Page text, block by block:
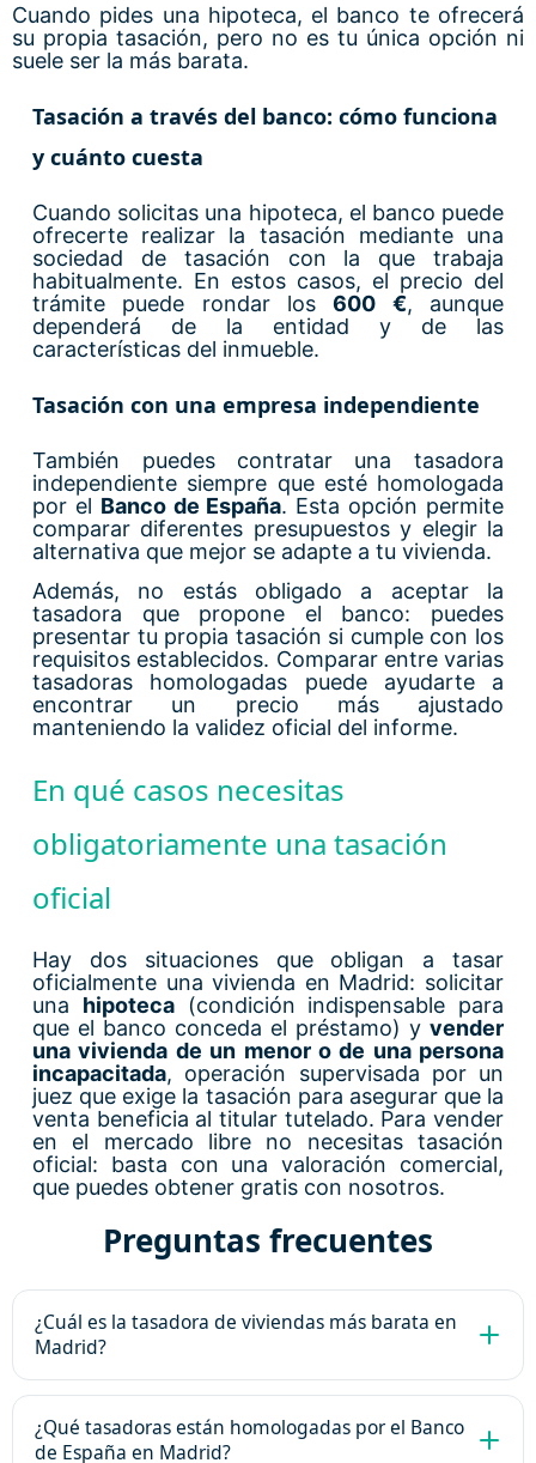
Cuando pides una hipoteca, el banco te ofrecerá
su propia tasación, pero no es tu única opción ni
suele ser la más barata.
Tasación a través del banco: cómo funciona
y cuánto cuesta
Cuando solicitas una hipoteca, el banco puede
ofrecerte realizar la tasación mediante una
sociedad de tasación con la que trabaja
habitualmente. En estos casos, el precio del
trámite puede rondar los600 €, aunque
dependerá de la entidad y de las
características del inmueble.
Tasación con una empresa independiente
También puedes contratar una tasadora
independiente siempre que esté homologada
por el Banco de España. Esta opción permite
comparar diferentes presupuestos y elegir la
alternativa que mejor se adapte a tu vivienda.
Además, no estás obligado a aceptar la
tasadora que propone el banco: puedes
presentar tu propia tasación si cumple con los
requisitos establecidos. Comparar entre varias
tasadoras homologadas puede ayudarte a
encontrar un precio más ajustado
manteniendo la validez oficial del informe.
En qué casos necesitas
obligatoriamente una tasación
oficial
Hay dos situaciones que obligan a tasar
oficialmente una vivienda en Madrid: solicitar
una hipoteca(condición indispensable para
que el banco conceda el préstamo) y vender
una vivienda de un menor o de una persona
incapacitada, operación supervisada por un
juez que exige la tasación para asegurar que la
venta beneficia al titular tutelado. Para vender
en el mercado libre no necesitas tasación
oficial: basta con una valoración comercial,
que puedes obtener gratis con nosotros.
Preguntas frecuentes
¿Cuál es la tasadora de viviendas más barata en
Madrid?
¿Qué tasadoras están homologadas por el Banco
de España en Madrid?